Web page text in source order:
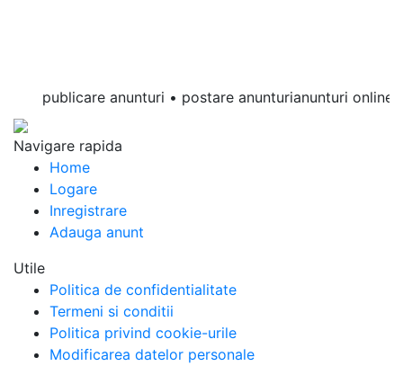
publicare anunturi • postare anunturianunturi
Navigare rapida
Home
Logare
Inregistrare
Adauga anunt
Utile
Politica de confidentialitate
Termeni si conditii
Politica privind cookie-urile
Modificarea datelor personale